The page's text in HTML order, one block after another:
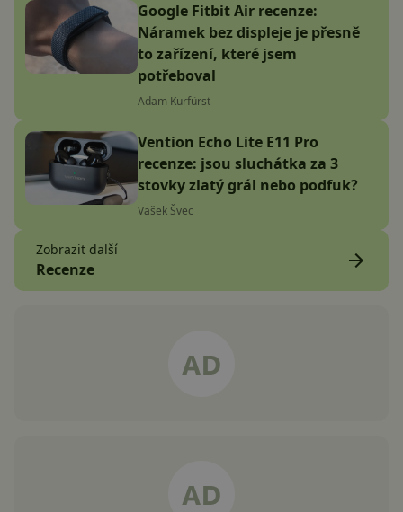
Google Fitbit Air recenze:
Náramek bez displeje je přesně
to zařízení, které jsem
potřeboval
Adam Kurfürst
Vention Echo Lite E11 Pro
recenze: jsou sluchátka za 3
stovky zlatý grál nebo podfuk?
Vašek Švec
Zobrazit další
Recenze